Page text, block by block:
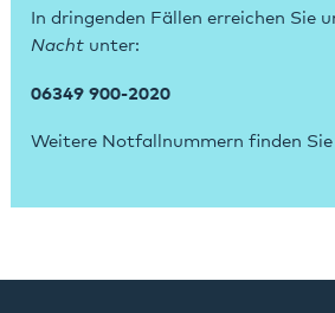
In dringenden Fällen erreichen Sie
Nacht unter:
06349 900-2020
Weitere Notfallnummern finden Sie